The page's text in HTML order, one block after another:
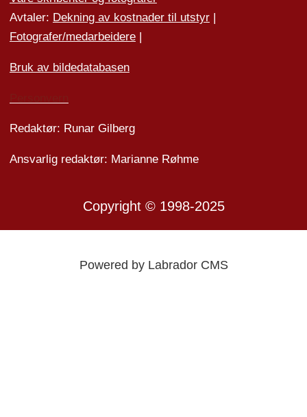
Avtaler: Dekning av kostnader til utstyr|
Fotografer/medarbeidere|
Bruk av bildedatabasen
Redaktør: Runar Gilberg
Ansvarlig redaktør: Marianne Røhme
Copyright © 1998-2025
Powered by Labrador CMS